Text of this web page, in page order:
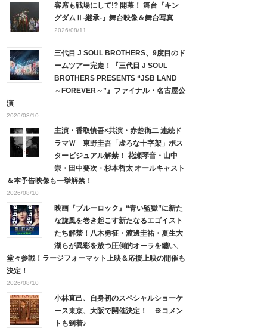
客席も戦場にして!? 開幕！ 舞台『キン
グダムⅡ-継承-』舞台映像＆舞台写真
2026/08/11
三代目 J SOUL BROTHERS、9度目のド
ームツアー完走！『三代目 J SOUL
BROTHERS PRESENTS “JSB LAND
～FOREVER～”』ファイナル・名古屋公
演
2026/08/10
主演・香取慎吾×共演・赤楚衛二 連続ド
ラマＷ 東野圭吾「虚ろな十字架」ポス
タービジュアル解禁！ 花瀬琴音・山中
崇・田中要次・杉本哲太 オールキャスト
＆本予告映像も一挙解禁！
2026/08/10
映画『ブルーロック』“青い監獄”に新た
な旋風を巻き起こす新たなるエゴイスト
たち解禁！八木勇征・渡邊圭祐・夏生大
湖らが異彩を放つ圧倒的オーラを纏い、
堂々参戦！ラージフォーマット上映＆応援上映の開催も
決定！
2026/08/10
小林直己、自身初のスペシャルショーケ
ース東京、大阪で開催決定！ ※コメン
トも到着♪